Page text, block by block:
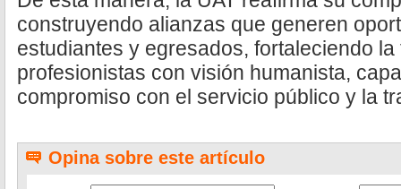
construyendo alianzas que generen
estudiantes y egresados, fortaleciendo
profesionistas con visión humanista,
compromiso con el servicio público y la
Opina sobre este artículo